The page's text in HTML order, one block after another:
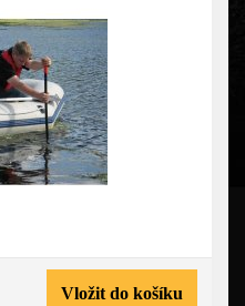
Vložit do košíku